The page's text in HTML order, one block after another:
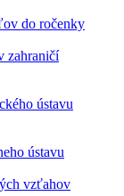
do ročenky
zahraničí
ústavu
ústavu
vzťahov